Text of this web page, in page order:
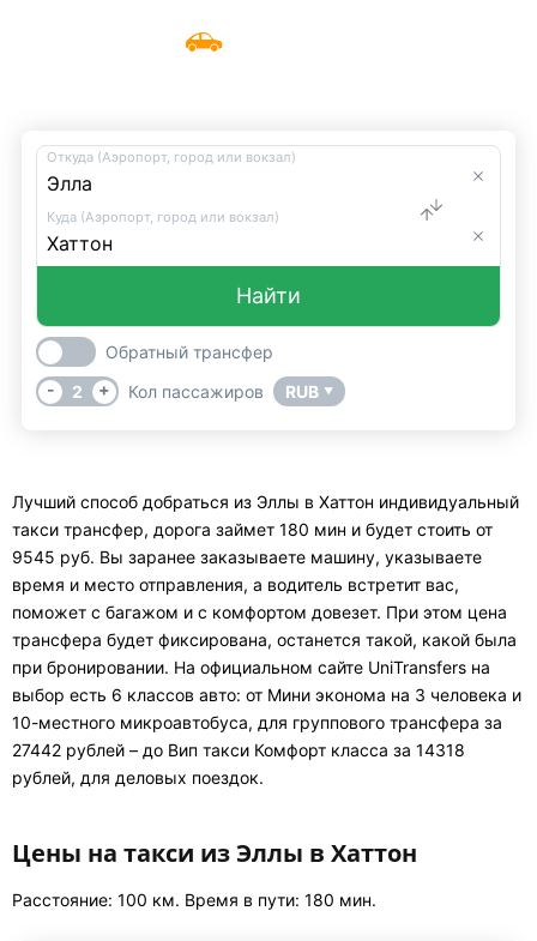
Трансфер из Эллы
в Хаттон
Откуда (Аэропорт, город или вокзал)
Куда (Аэропорт, город или вокзал)
Найти
Обратный трансфер
-
2 + Кол пассажиров RUB ▼
Лучший способ добраться из Эллы в Хаттон индивидуальный
такси трансфер, дорога займет 180 мин и будет стоить от
9545 руб. Вы заранее заказываете машину, указываете
время и место отправления, а водитель встретит вас,
поможет с багажом и с комфортом довезет. При этом цена
трансфера будет фиксирована, останется такой, какой была
при бронировании. На официальном сайте UniTransfers на
выбор есть 6 классов авто: от Мини эконома на 3 человека и
10-местного микроавтобуса, для группового трансфера за
27442 рублей – до Вип такси Комфорт класса за 14318
рублей, для деловых поездок.
Цены на такси из Эллы в Хаттон
Расстояние: 100 км. Время в пути: 180 мин.